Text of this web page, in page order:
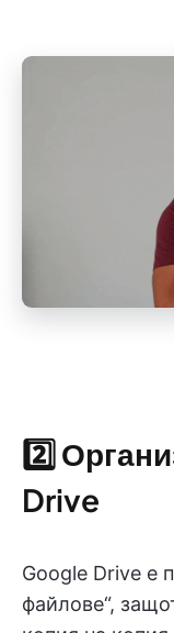
2️⃣
Drive
Google Drive е
файлове“,